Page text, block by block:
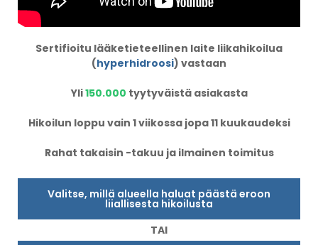
Sertifioitu lääketieteellinen laite liikahikoilua
(hyperhidroosi) vastaan
Yli150.000 tyytyväistä asiakasta
Hikoilun loppu vain 1 viikossa jopa 11 kuukaudeksi
Rahat takaisin -takuu ja ilmainen toimitus
Valitse, millä alueella haluat päästä eroon
liiallisesta hikoilusta
TAI